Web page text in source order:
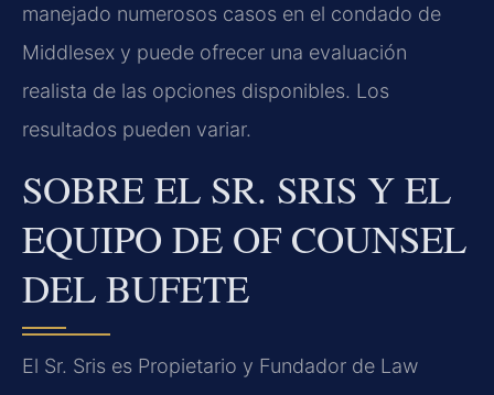
manejado numerosos casos en el condado de
Middlesex y puede ofrecer una evaluación
realista de las opciones disponibles. Los
resultados pueden variar.
SOBRE EL SR. SRIS Y EL
EQUIPO DE OF COUNSEL
DEL BUFETE
El Sr. Sris es Propietario y Fundador de Law